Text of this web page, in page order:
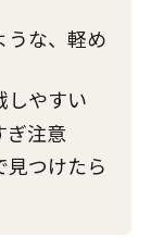
うな、軽め
しやすい
ぎ注意
つけたら